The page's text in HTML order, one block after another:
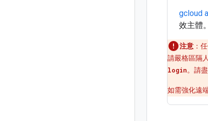
gcloud
效主體
注意 ：
請嚴格區隔
login。請
如需強化遠